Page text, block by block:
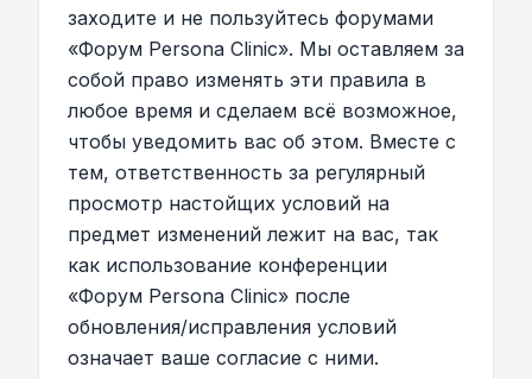
заходите и не пользуйтесь форумами
«Форум Persona Clinic». Мы оставляем за
собой право изменять эти правила в
любое время и сделаем всё возможное,
чтобы уведомить вас об этом. Вместе с
тем, ответственность за регулярный
просмотр настойщих условий на
предмет изменений лежит на вас, так
как использование конференции
«Форум Persona Clinic» после
обновления/исправления условий
означает ваше согласие с ними.